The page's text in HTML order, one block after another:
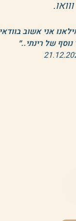
מילאנו לבלתי
כתבה יונה
וולך,